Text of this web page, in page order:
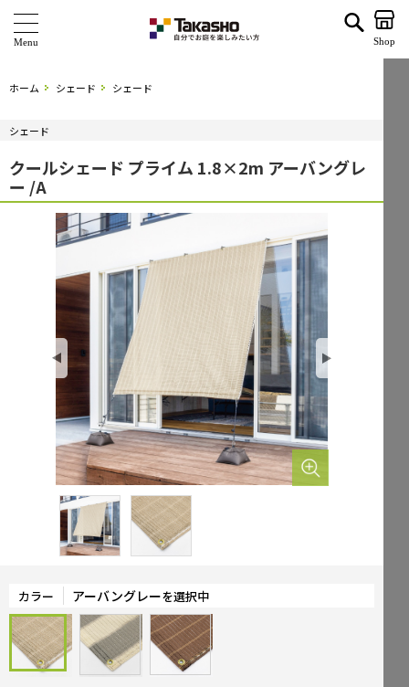
海外ブランド・シリーズ
特 集
ショールーム
企業情報
関連サイト
サポート
Mailform
メールでお問合せ
FAQ
よくお寄せいただくご質問
Tel. 0120-51-4128
受付時間 / 9:00-17:00（土日祝休み）
Shop
ホーム シェード シェード
シェード
クールシェード プライム 1.8×2m アーバングレ
ー /A
カラー アーバングレーを選択中